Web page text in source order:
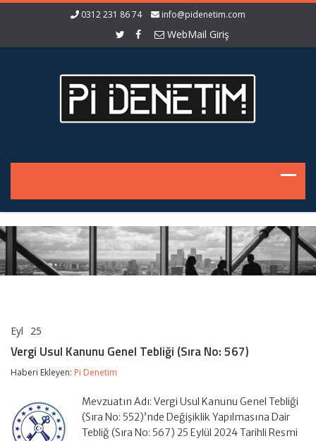
0312 231 86 74 info@pidenetim.com
WebMail Giriş
Eyl 25
Kanunu
Genel
Tebliği
567)
için
Vergi Usul Kanunu Genel Tebliği (Sıra No: 567)
Haberi Ekleyen: Pi Denetim
Mevzuatın Adı: Vergi Usul Kanunu Genel Tebliği
(Sıra No: 552)’nde Değişiklik Yapılmasına Dair
Tebliğ (Sıra No: 567) 25 Eylül 2024 Tarihli Resmi